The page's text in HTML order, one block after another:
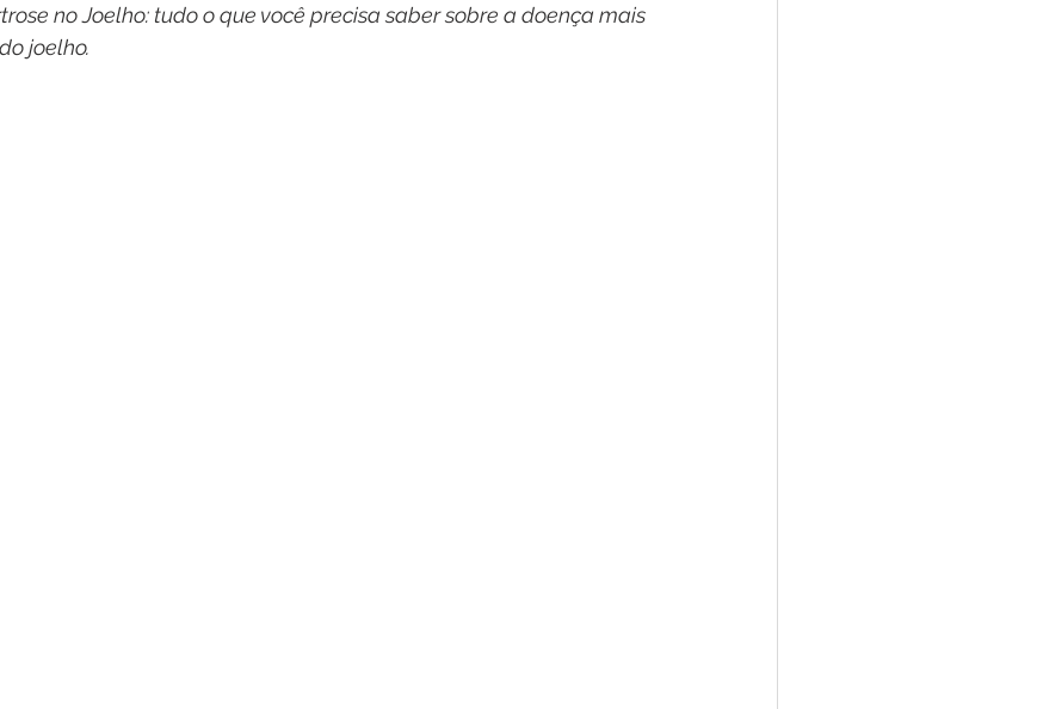
no Joelho: tudo o que você precisa saber sobre a doença mais
joelho.